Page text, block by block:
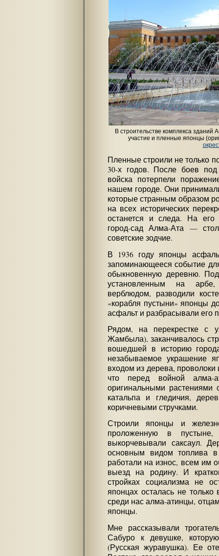
В строительстве комплекса
участие и пленные японцы
Пленные строили не только
30-х годов. После боев под
войска потерпели
нашем городе. Они
которые странным образом
на всех исторических
останется и следа. На его
город-сад Алма-Ата —
советские зодчие.
В 1936 году японцы
запоминающееся событие
обыкновенную деревню.
установленным на арбе,
верблюдом, разводили
«корабля пустыни» японцы
асфальт и разбрасывали его
Рядом, на перекрестке с
Жамбыла), заканчивалось
вошедшей в историю
незабываемое украшение
входом из дерева,
что перед войной алма-
оригинальными растениями
катальпа и гледичия,
коричневыми стручками.
Строили японцы и
проложенную в
выкорчевывали саксаул.
основным видом топлива
работали на износ, всем им
выезд на родину. И
стройках социализма не
японцах осталась не
среди нас алма-атинцы,
японцы.
Мне рассказывали
Сабуро к девушке,
(Русская журавушка). Ее